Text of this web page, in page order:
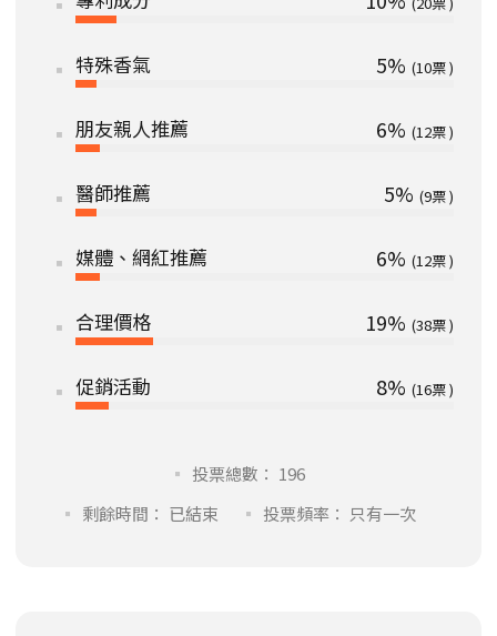
特殊香氣 5% 10
朋友親人推薦 6% 12
醫師推薦 5% 9
媒體、網紅推薦 6% 12
合理價格 19% 38
促銷活動 8% 16
投票總數： 196
剩餘時間： 已結束
投票頻率： 只有一次